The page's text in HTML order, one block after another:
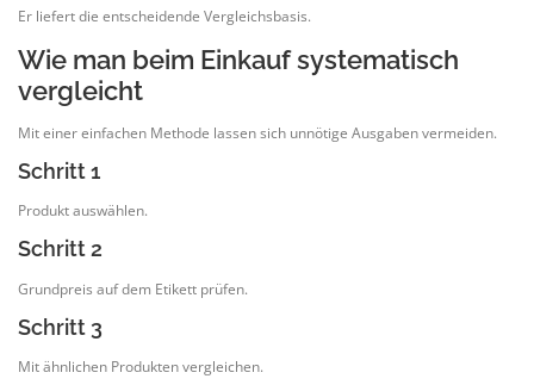
Er liefert die entscheidende Vergleichsbasis.
Wie man beim Einkauf systematisch
vergleicht
Mit einer einfachen Methode lassen sich unnötige Ausgaben vermeiden.
Schritt 1
Produkt auswählen.
Schritt 2
Grundpreis auf dem Etikett prüfen.
Schritt 3
Mit ähnlichen Produkten vergleichen.